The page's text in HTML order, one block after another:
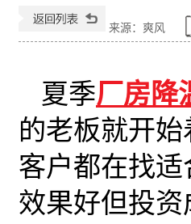
来源：爽风
夏季厂房降
的老板就开
客户都在找
效果好但投